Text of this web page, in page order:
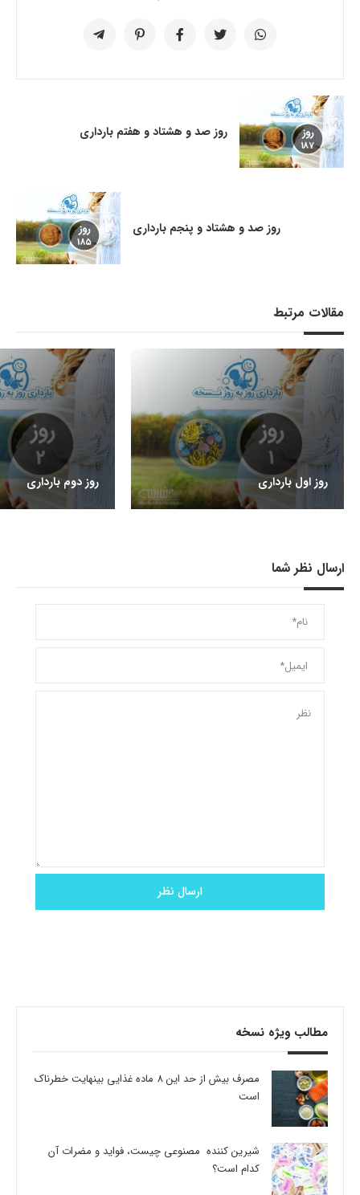
روز صد و هشتاد و هفتم بارداری
روز صد و هشتاد و پنجم بارداری
مقالات مرتبط
روز اول بارداری روز دوم بارداری
ارسال نظر شما
مطالب ویژه نسخه
مصرف بیش از حد این 8 ماده غذایی بینهایت خطرناک
است
شیرین کننده مصنوعی چیست، فواید و مضرات آن
کدام است؟